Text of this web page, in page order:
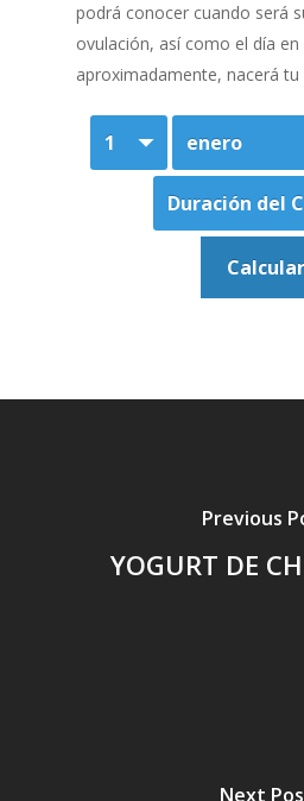
podrá conocer cuando será
ovulación, así como el día en
aproximadamente, nacerá tu
Previous
YOGURT DE
Next